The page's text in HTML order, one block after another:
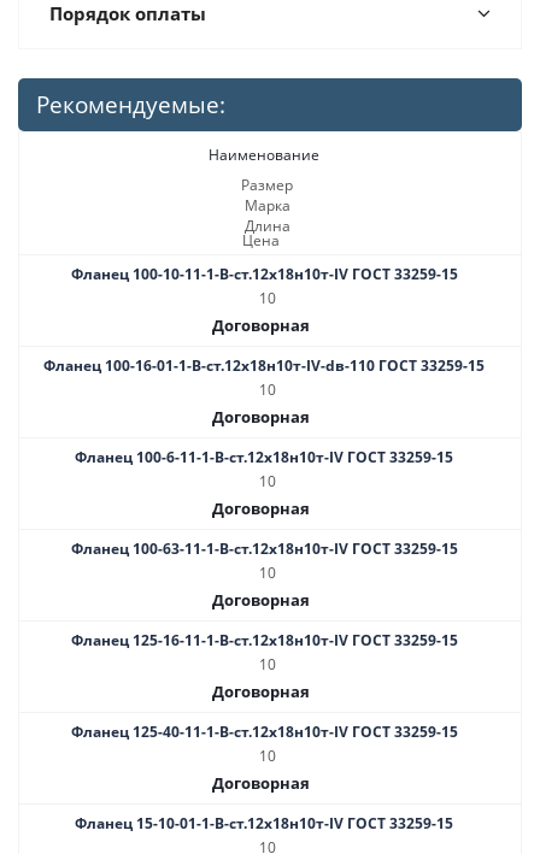
Порядок оплаты
Рекомендуемые:
Наименование
Размер
Марка
Длина
Цена
Фланец 100-10-11-1-B-ст.12х18н10т-IV ГОСТ 33259-15
10
Договорная
Фланец 100-16-01-1-B-ст.12х18н10т-IV-dв-110 ГОСТ 33259-15
10
Договорная
Фланец 100-6-11-1-B-ст.12х18н10т-IV ГОСТ 33259-15
10
Договорная
Фланец 100-63-11-1-B-ст.12х18н10т-IV ГОСТ 33259-15
10
Договорная
Фланец 125-16-11-1-B-ст.12х18н10т-IV ГОСТ 33259-15
10
Договорная
Фланец 125-40-11-1-B-ст.12х18н10т-IV ГОСТ 33259-15
10
Договорная
Фланец 15-10-01-1-В-ст.12х18н10т-IV ГОСТ 33259-15
10